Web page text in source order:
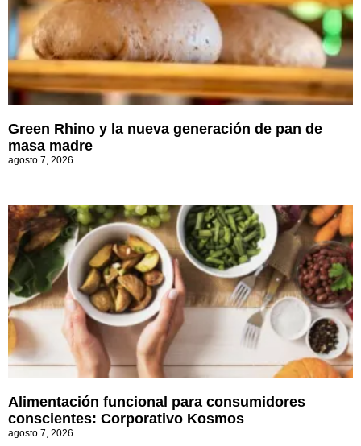
Green Rhino y la nueva generación de pan de
masa madre
agosto 7, 2026
Alimentación funcional para consumidores
conscientes: Corporativo Kosmos
agosto 7, 2026